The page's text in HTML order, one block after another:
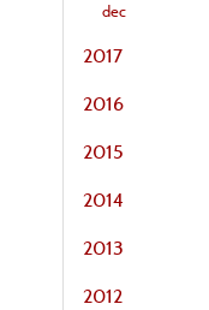
dec
2017
2016
2015
2014
2013
2012